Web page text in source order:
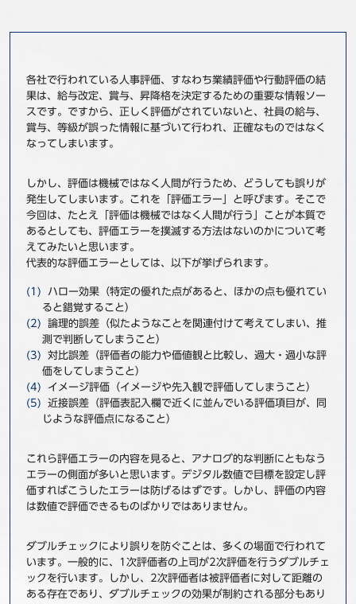
BBSグループネットワーク サステナビリティ
株主・投資家情報 採用情報
事例
ニュース
お問い合わせ
各社で行われている人事評価、すなわち業績評価や行動評価の結
果は、給与改定、賞与、昇降格を決定するための重要な情報ソー
スです。ですから、正しく評価がされていないと、社員の給与、
賞与、等級が誤った情報に基づいて行われ、正確なものではなく
なってしまいます。
しかし、評価は機械ではなく人間が行うため、どうしても誤りが
発生してしまいます。これを「評価エラー」と呼びます。そこで
今回は、たとえ「評価は機械ではなく人間が行う」ことが本質で
あるとしても、評価エラーを撲滅する方法はないのかについて考
えてみたいと思います。
代表的な評価エラーとしては、以下が挙げられます。
ハロー効果（特定の優れた点があると、ほかの点も優れてい
ると錯覚すること）
論理的誤差（似たようなことを関連付けて考えてしまい、推
測で判断してしまうこと）
対比誤差（評価者の能力や価値観と比較し、過大・過小な評
価をしてしまうこと）
イメージ評価（イメージや先入観で評価してしまうこと）
近接誤差（評価表記入欄で近くに並んでいる評価項目が、同
じような評価点になること）
これら評価エラーの内容を見ると、アナログ的な判断にともなう
エラーの側面が多いと思います。デジタル数値で目標を設定し評
価すればこうしたエラーは防げるはずです。しかし、評価の内容
は数値で評価できるものばかりではありません。
ダブルチェックにより誤りを防ぐことは、多くの場面で行われて
います。一般的に、1次評価者の上司が2次評価を行うダブルチェ
ックを行います。しかし、2次評価者は被評価者に対して距離の
ある存在であり、ダブルチェックの効果が制約される部分もあり